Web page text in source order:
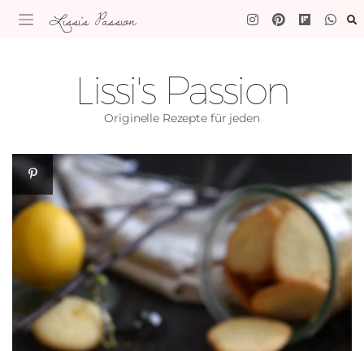
Lissi's Passion
Lissi's Passion
Originelle Rezepte für jeden